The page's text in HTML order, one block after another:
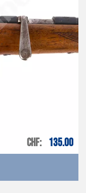
CHF 135.00